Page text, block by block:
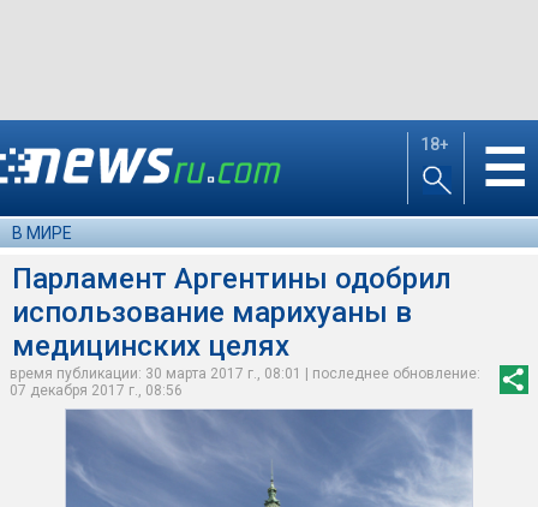
18+ ☰
В МИРЕ
Парламент Аргентины одобрил
использование марихуаны в
медицинских целях
время публикации: 30 марта 2017 г., 08:01 | последнее обновление:
07 декабря 2017 г., 08:56